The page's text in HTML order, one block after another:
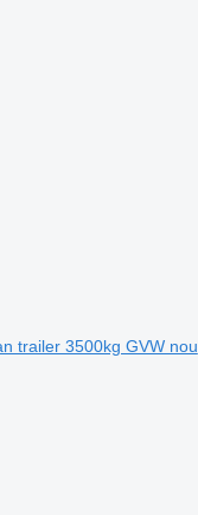
trailer 3500kg GVW nou